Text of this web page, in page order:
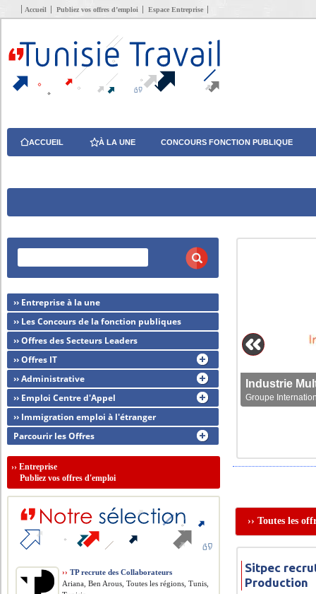
Accueil Publiez vos offres d’emploi Espace Entreprise
ACCUEIL À LA UNE CONCOURS FONCTION PUBLIQUE
Groupe
›› Toutes les
Sitpec
Production
›› Entreprise à la une
›› Les Concours de la fonction publiques
›› Offres des Secteurs Leaders
›› Offres IT
›› Administrative
›› Emploi Centre d'Appel
›› Immigration emploi à l'étranger
Parcourir les Offres
››Entreprise
Publiez vos offres d'emploi
›› TP recrute des Collaborateurs
Ariana, Ben Arous, Toutes les régions, Tunis,